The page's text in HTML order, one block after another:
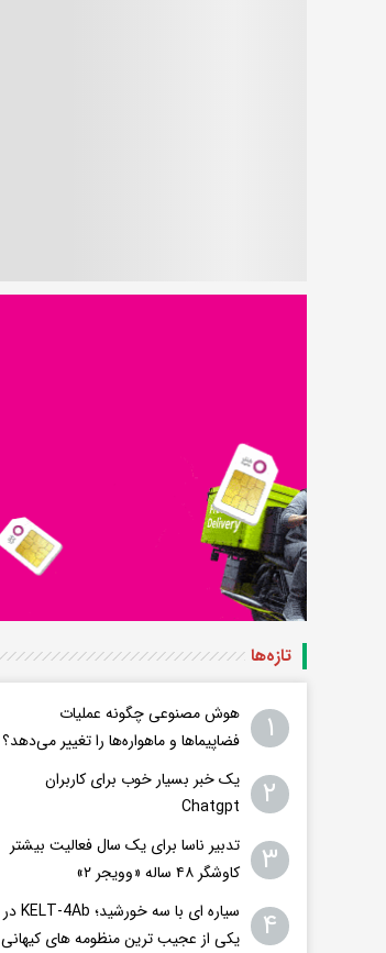
تازه‌ها
۱
هوش مصنوعی چگونه عملیات
فضاپیماها و ماهواره‌ها را تغییر می‌دهد؟
۲
یک خبر بسیار خوب برای کاربران
Chatgpt
۳
تدبیر ناسا برای یک سال فعالیت بیشتر
کاوشگر ۴۸ ساله «وویجر ۲»
۴
سیاره ای با سه خورشید؛ KELT-4Ab در
یکی از عجیب ترین منظومه های کیهانی